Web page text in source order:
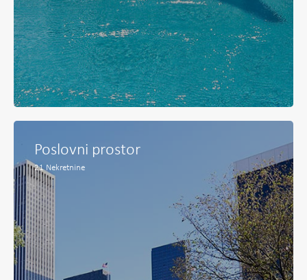
Poslovni prostor
21 Nekretnine